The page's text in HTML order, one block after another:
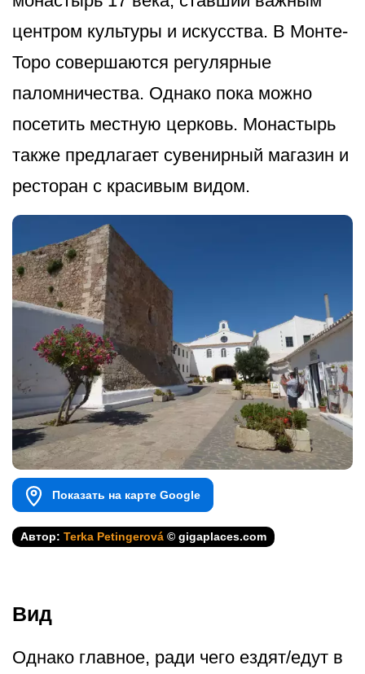
центром культуры и искусства. В Монте-
Торо совершаются регулярные
паломничества. Однако пока можно
посетить местную церковь. Монастырь
также предлагает сувенирный магазин и
ресторан с красивым видом.
Показать на карте Google
Автор: Terka Petingerová © gigaplaces.com
Вид
Однако главное, ради чего ездят/едут в